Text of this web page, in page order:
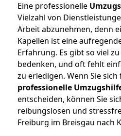
Eine professionelle
Vielzahl von
Arbeit abzunehmen, denn
Kapellen ist eine
Erfahrung. Es gibt so viel zu
bedenken, und oft fehlt
zu erledigen. Wenn Sie
professionelle
entscheiden, können Sie
reibungslosen und
Freiburg im Breisgau nach